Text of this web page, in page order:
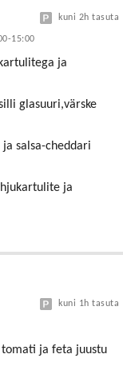
15:00
kuni 2h tasuta
ja
glasuuri,värske
salsa-cheddari
ja
kuni 1h tasuta
tomati ja feta juustu